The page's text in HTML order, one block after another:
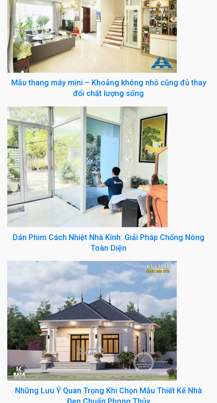
Mẫu thang máy mini – Khoảng không nhỏ cũng đủ thay
đổi chất lượng sống
Dán Phim Cách Nhiệt Nhà Kính: Giải Pháp Chống Nóng
Toàn Diện
Những Lưu Ý Quan Trọng Khi Chọn Mẫu Thiết Kế Nhà